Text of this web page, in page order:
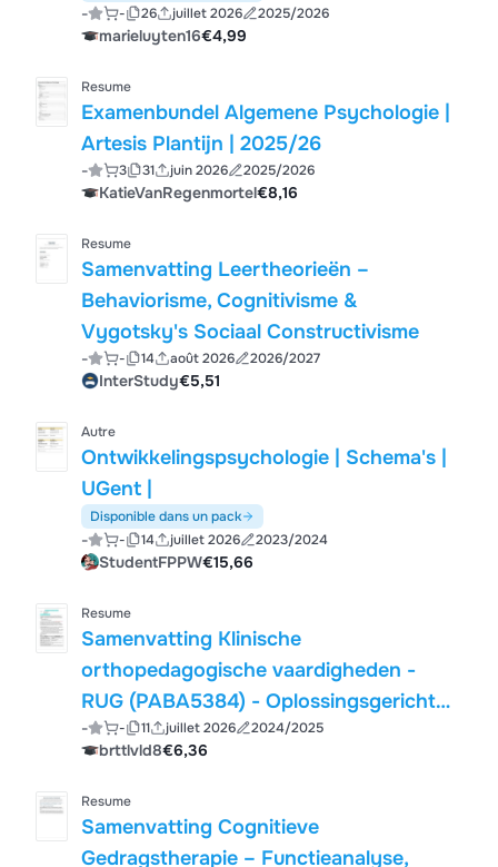
- - 26 juillet 2026 2025/2026
marieluyten16€4,99
Resume
Examenbundel Algemene Psychologie |
Artesis Plantijn | 2025/26
- 3 31 juin 2026 2025/2026
KatieVanRegenmortel€8,16
Resume
Samenvatting Leertheorieën –
Behaviorisme, Cognitivisme &
Vygotsky's Sociaal Constructivisme
- - 14 août 2026 2026/2027
InterStudy€5,51
Autre
Ontwikkelingspsychologie | Schema's |
UGent |
Disponible dans un pack
- - 14 juillet 2026 2023/2024
StudentFPPW€15,66
Resume
Samenvatting Klinische
orthopedagogische vaardigheden -
RUG (PABA5384) - Oplossingsgericht
werken
- - 11 juillet 2026 2024/2025
brttlvld8€6,36
Resume
Samenvatting Cognitieve
Gedragstherapie – Functieanalyse,